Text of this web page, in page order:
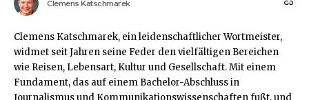
Clemens Katschmarek
Clemens Katschmarek, ein leidenschaftlicher Wortmeister,
widmet seit Jahren seine Feder den vielfältigen Bereichen
wie Reisen, Lebensart, Kultur und Gesellschaft. Mit einem
Fundament, das auf einem Bachelor-Abschluss in